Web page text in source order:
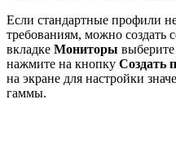
Если стандартные профили
требованиям, можно создать
вкладке Мониторы выберите
нажмите на кнопку Создать
на экране для настройки
гаммы.